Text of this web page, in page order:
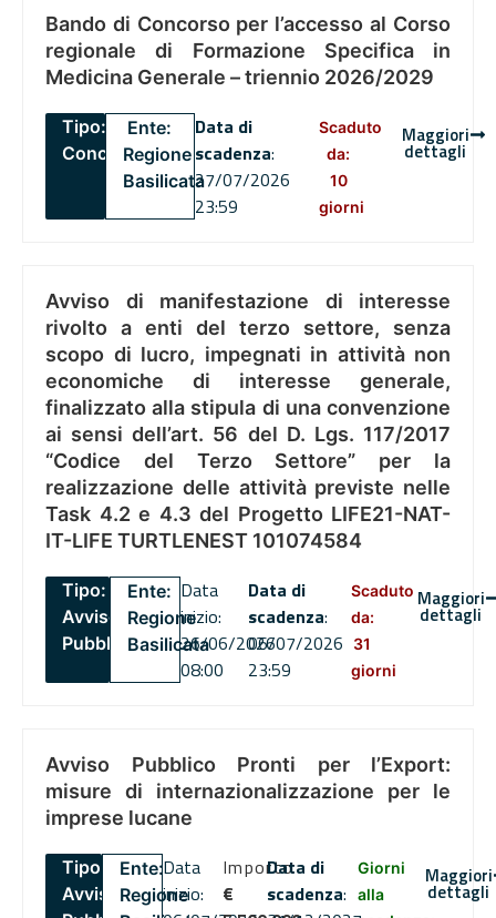
Bando di Concorso per l’accesso al Corso
regionale di Formazione Specifica in
Medicina Generale – triennio 2026/2029
Tipo:
Concorsi
Ente:
Regione
Basilicata
Data di
scadenza:
27/07/2026
23:59
Scaduto
da:
10
giorni
Maggiori
dettagli
Avviso di manifestazione di interesse
rivolto a enti del terzo settore, senza
scopo di lucro, impegnati in attività non
economiche di interesse generale,
finalizzato alla stipula di una convenzione
ai sensi dell’art. 56 del D. Lgs. 117/2017
“Codice del Terzo Settore” per la
realizzazione delle attività previste nelle
Task 4.2 e 4.3 del Progetto LIFE21-NAT-
IT-LIFE TURTLENEST 101074584
Tipo:
Avviso
Pubblico
Ente:
Regione
Basilicata
Data
inizio:
26/06/2026
08:00
Data di
scadenza:
06/07/2026
23:59
Scaduto
da:
31
giorni
Maggiori
dettagli
Avviso Pubblico Pronti per l’Export:
misure di internazionalizzazione per le
imprese lucane
Tipo:
Avviso
Ente:
Regione
Data
inizio:
Importo
€
Data di
scadenza:
Giorni
alla
Maggiori
dettagli